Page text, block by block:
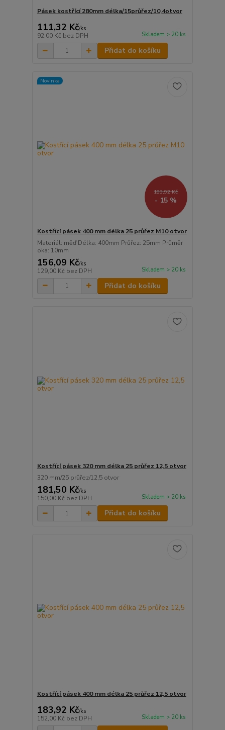
Pásek kostřící 280mm délka/15průřez/10,4otvor
111,32 Kč/ks
92,00 Kč bez DPH Skladem > 20 ks
Přidat do košíku
Novinka
183,92 Kč
- 15 %
Kostřící pásek 400 mm délka 25 průřez M10 otvor
Materiál: měď Délka: 400mm Průřez: 25mm Průměr
oka: 10mm
156,09 Kč/ks
129,00 Kč bez DPH Skladem > 20 ks
Přidat do košíku
Kostřící pásek 320 mm délka 25 průřez 12,5 otvor
320 mm/25 průřez/12,5 otvor
181,50 Kč/ks
150,00 Kč bez DPH Skladem > 20 ks
Přidat do košíku
Kostřící pásek 400 mm délka 25 průřez 12,5 otvor
183,92 Kč/ks
152,00 Kč bez DPH Skladem > 20 ks